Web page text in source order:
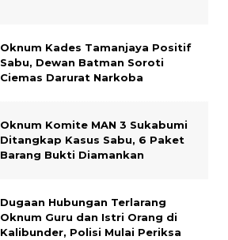
Oknum Kades Tamanjaya Positif
Sabu, Dewan Batman Soroti
Ciemas Darurat Narkoba
Oknum Komite MAN 3 Sukabumi
Ditangkap Kasus Sabu, 6 Paket
Barang Bukti Diamankan
Dugaan Hubungan Terlarang
Oknum Guru dan Istri Orang di
Kalibunder, Polisi Mulai Periksa